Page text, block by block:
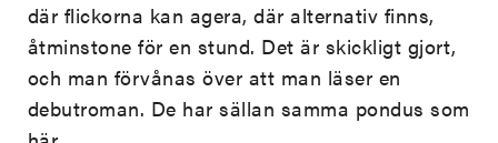
där flickorna kan agera, där alternativ finns,
åtminstone för en stund. Det är skickligt gjort,
och man förvånas över att man läser en
debutroman. De har sällan samma pondus som